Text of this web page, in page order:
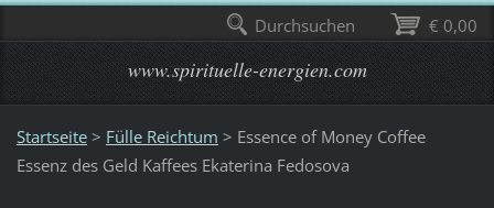
www.spirituelle-energien.com
Startseite > Fülle Reichtum > Essence of Money Coffee
Essenz des Geld Kaffees Ekaterina Fedosova
€ 0,00
Durchsuchen